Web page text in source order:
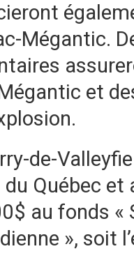
Mégantic.
et
de-
Québec et
au fonds «
», soit